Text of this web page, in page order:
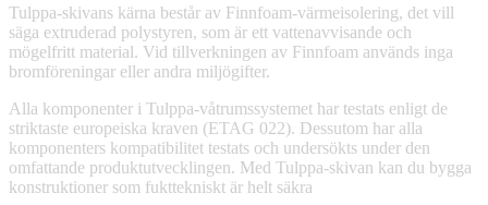
Tulppa-skivans kärna består av Finnfoam-värmeisolering, det vill
säga extruderad polystyren, som är ett vattenavvisande och
mögelfritt material. Vid tillverkningen av Finnfoam används inga
bromföreningar eller andra miljögifter.
Alla komponenter i Tulppa-våtrumssystemet har testats enligt de
striktaste europeiska kraven (ETAG 022). Dessutom har alla
komponenters kompatibilitet testats och undersökts under den
omfattande produktutvecklingen. Med Tulppa-skivan kan du bygga
konstruktioner som fukttekniskt är helt säkra